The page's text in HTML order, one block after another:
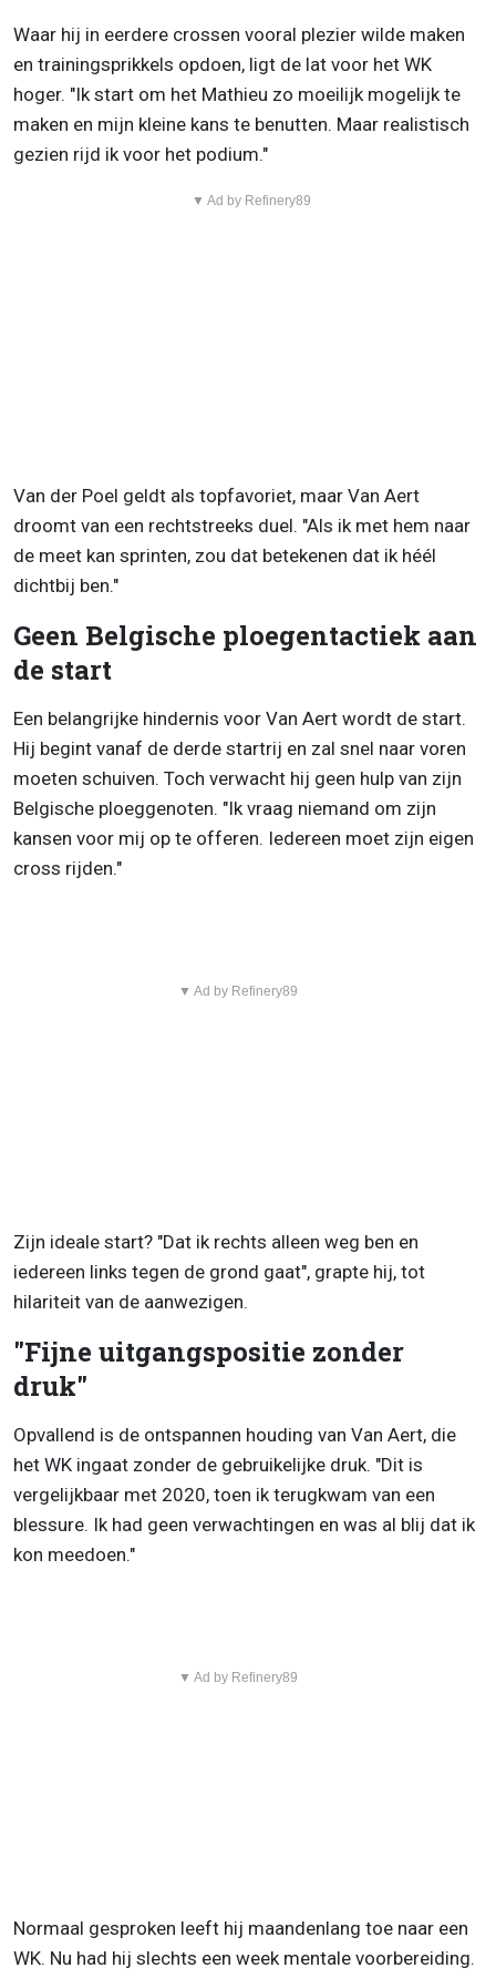
Waar hij in eerdere crossen vooral plezier wilde maken
en trainingsprikkels opdoen, ligt de lat voor het WK
hoger. "Ik start om het Mathieu zo moeilijk mogelijk te
maken en mijn kleine kans te benutten. Maar realistisch
gezien rijd ik voor het podium."
▼ Ad by Refinery89
Van der Poel geldt als topfavoriet, maar Van Aert
droomt van een rechtstreeks duel. "Als ik met hem naar
de meet kan sprinten, zou dat betekenen dat ik héél
dichtbij ben."
Geen Belgische ploegentactiek aan
de start
Een belangrijke hindernis voor Van Aert wordt de start.
Hij begint vanaf de derde startrij en zal snel naar voren
moeten schuiven. Toch verwacht hij geen hulp van zijn
Belgische ploeggenoten. "Ik vraag niemand om zijn
kansen voor mij op te offeren. Iedereen moet zijn eigen
cross rijden."
▼ Ad by Refinery89
Zijn ideale start? "Dat ik rechts alleen weg ben en
iedereen links tegen de grond gaat", grapte hij, tot
hilariteit van de aanwezigen.
"Fijne uitgangspositie zonder
druk"
Opvallend is de ontspannen houding van Van Aert, die
het WK ingaat zonder de gebruikelijke druk. "Dit is
vergelijkbaar met 2020, toen ik terugkwam van een
blessure. Ik had geen verwachtingen en was al blij dat ik
kon meedoen."
▼ Ad by Refinery89
Normaal gesproken leeft hij maandenlang toe naar een
WK. Nu had hij slechts een week mentale voorbereiding.